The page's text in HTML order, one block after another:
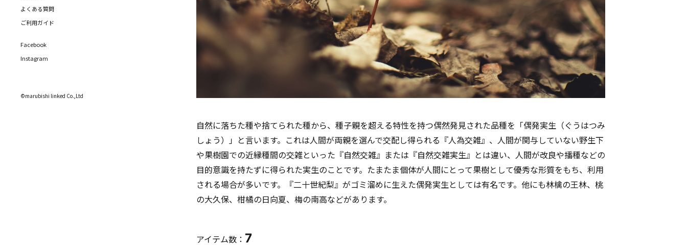
よくある質問
ご利用ガイド
Facebook
Instagram
©marubishi linked Co.,Ltd
自然に落ちた種や捨てられた種から、種子親を超える特性を持つ偶然発見された品種を「偶発実生（ぐうはつみ
しょう）」と言います。これは人間が両親を選んで交配し得られる『人為交雑』、人間が関与していない野生下
や果樹園での近縁種間の交雑といった『自然交雑』または『自然交雑実生』とは違い、人間が改良や播種などの
目的意識を持たずに得られた実生のことです。たまたま個体が人間にとって果樹として優秀な形質をもち、利用
される場合が多いです。『二十世紀梨』がゴミ溜めに生えた偶発実生としては有名です。他にも林檎の王林、桃
の大久保、柑橘の日向夏、梅の南高などがあります。
アイテム数： 7